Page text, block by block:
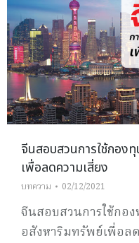
จีนสอบสวนการใช้กอง
เพื่อลดความเสี่ยง
บทความ 02/12/2021
จีนสอบสวนการใช้กอ
อสังหาริมทรัพย์เพื่อล